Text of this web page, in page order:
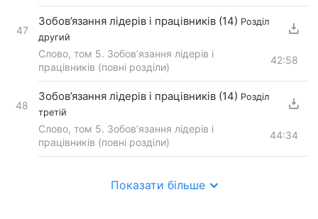
47
Зобов’язання лідерів і працівників (14) Розділ
другий
Слово, том 5. Зобов’язання лідерів і
працівників (повні розділи)
42:58
48
Зобов’язання лідерів і працівників (14) Розділ
третій
Слово, том 5. Зобов’язання лідерів і
працівників (повні розділи)
44:34
Показати більше